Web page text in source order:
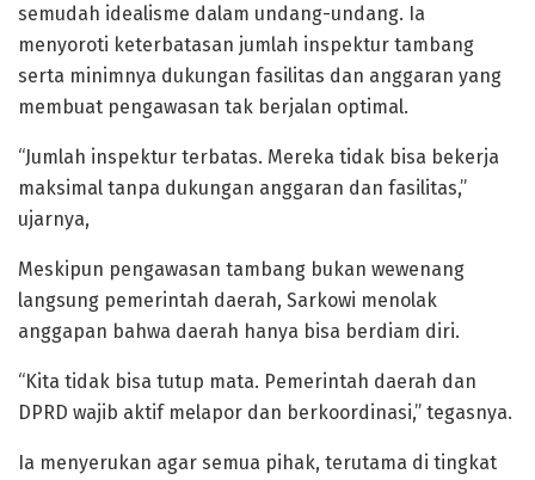
semudah idealisme dalam undang-undang. Ia
menyoroti keterbatasan jumlah inspektur tambang
serta minimnya dukungan fasilitas dan anggaran yang
membuat pengawasan tak berjalan optimal.
“Jumlah inspektur terbatas. Mereka tidak bisa bekerja
maksimal tanpa dukungan anggaran dan fasilitas,”
ujarnya,
Meskipun pengawasan tambang bukan wewenang
langsung pemerintah daerah, Sarkowi menolak
anggapan bahwa daerah hanya bisa berdiam diri.
“Kita tidak bisa tutup mata. Pemerintah daerah dan
DPRD wajib aktif melapor dan berkoordinasi,” tegasnya.
Ia menyerukan agar semua pihak, terutama di tingkat